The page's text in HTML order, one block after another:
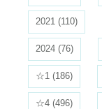
2021 (110)
2024 (76)
☆1 (186)
☆4 (496)